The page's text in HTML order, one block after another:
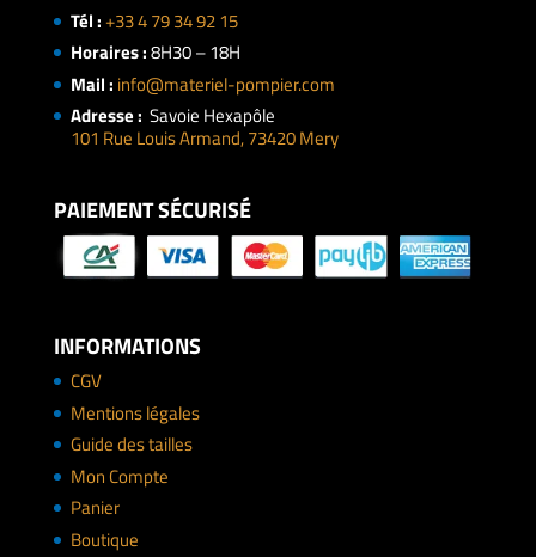
Tél :+33 4 79 34 92 15
Horaires :8H30 – 18H
Mail : info@materiel-pompier.com
Adresse : Savoie Hexapôle
101 Rue Louis Armand, 73420 Mery
PAIEMENT SÉCURISÉ
INFORMATIONS
CGV
Mentions légales
Guide des tailles
Mon Compte
Panier
Boutique